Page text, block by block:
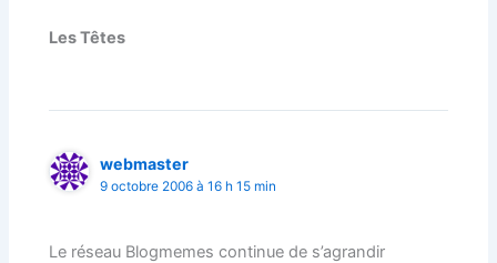
Les Têtes
webmaster
9 octobre 2006 à 16 h 15 min
Le réseau Blogmemes continue de s’agrandir